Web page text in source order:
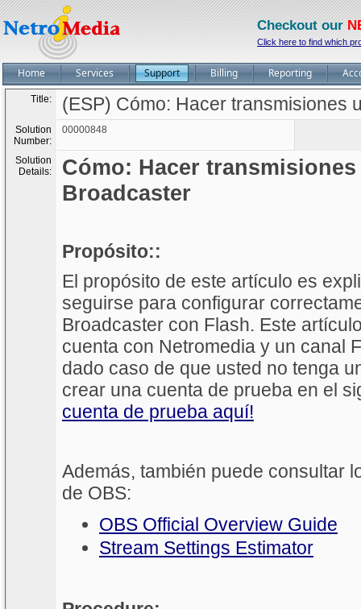
Checkout our
Click here to find which
Home Services Support Billing Reporting
Title: (ESP) Cómo: Hacer transmisiones
Solution
Number:
00000848
Solution
Details:
Cómo: Hacer
Broadcaster
Propósito::
El propósito de este artículo es
seguirse para configurar
Broadcaster con Flash. Este
cuenta con Netromedia y un canal
dado caso de que usted no tenga
crear una cuenta de prueba en el
cuenta de prueba aquí!
Además, también puede consultar
de OBS:
OBS Official Overview Guide
Stream Settings Estimator